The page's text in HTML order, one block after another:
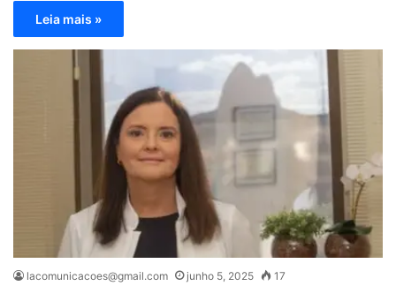
Leia mais »
lacomunicacoes@gmail.com junho 5, 2025 17